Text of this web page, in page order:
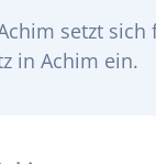
setzt
in Achim ein.